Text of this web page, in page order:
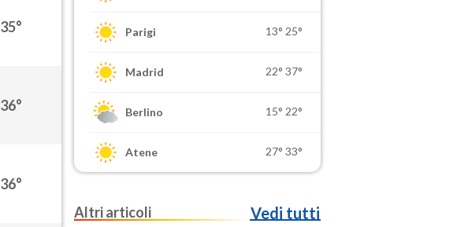
35°
36°
36°
Parigi 13° 25°
Madrid 22° 37°
Berlino 15° 22°
Atene 27° 33°
Altri articoli Vedi tutti